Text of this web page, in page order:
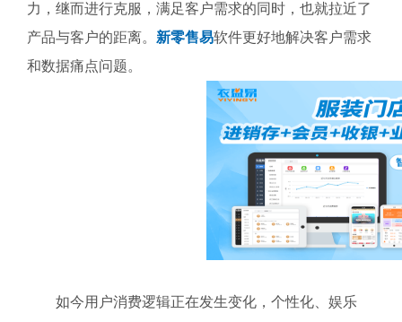
力，继而进行克服，满足客户需求的同时，也就拉近了
产品与客户的距离。 新零售易软件更好地解决客户需求
和数据痛点问题。
如今用户消费逻辑正在发生变化，个性化、娱乐